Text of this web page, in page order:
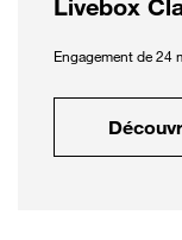
Livebox
Engagement de 24